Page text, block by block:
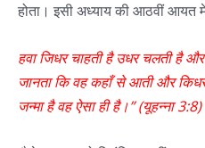
होता। इसी अध्याय की आठवीं आयत
हवा जिधर चाहती है उधर चलती है
जानता कि वह कहाँ से आती और
जन्मा है वह ऐसा ही है।” (यूहन्ना 3:8)